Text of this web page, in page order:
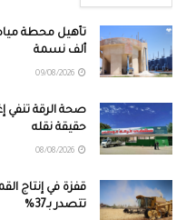
ألف نسمة
صحة الرقة تنفي
حقيقة نقله
تتصدر بـ37%